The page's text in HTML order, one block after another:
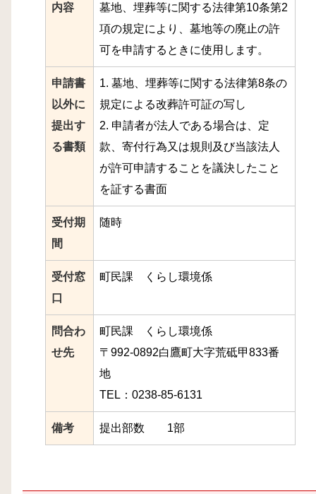
内容
墓地、埋葬等に関する法律第10条第2
項の規定により、墓地等の廃止の許
可を申請するときに使用します。
申請書
以外に
提出す
る書類
1. 墓地、埋葬等に関する法律第8条の
規定による改葬許可証の写し
2. 申請者が法人である場合は、定
款、寄付行為又は規則及び当該法人
が許可申請することを議決したこと
を証する書面
受付期
間
随時
受付窓
口
町民課 くらし環境係
問合わ
せ先
町民課 くらし環境係
〒992-0892白鷹町大字荒砥甲833番
地
TEL：0238-85-6131
備考 提出部数 1部